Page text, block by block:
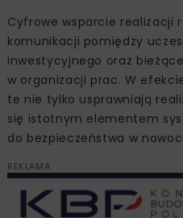
Cyfrowe wsparcie realizacji
komunikacji pomiędzy
inwestycyjnego oraz
w organizacji prac. W
te nie tylko usprawniają
się istotnym elementem
do bezpieczeństwa w
REKLAMA